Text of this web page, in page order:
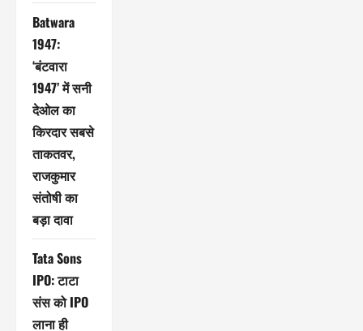
Batwara
1947:
‘बंटवारा
1947’ में सनी
देओल का
किरदार सबसे
ताकतवर,
राजकुमार
संतोषी का
बड़ा दावा
Tata Sons
IPO: टाटा
संस को IPO
लाना ही